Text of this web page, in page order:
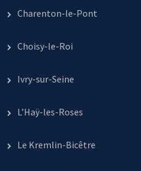
Charenton-le-Pont
Choisy-le-Roi
Ivry-sur-Seine
L’Haÿ-les-Roses
Le Kremlin-Bicêtre